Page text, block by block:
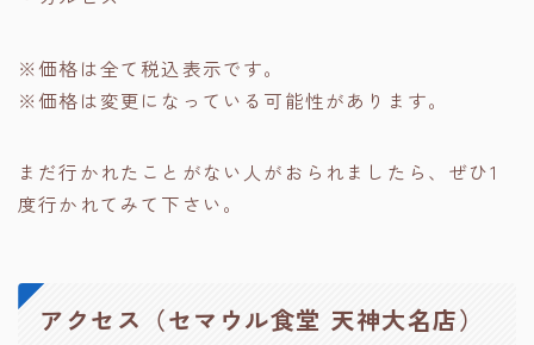
※価格は全て税込表示です。
※価格は変更になっている可能性があります。
まだ行かれたことがない人がおられましたら、ぜひ1
度行かれてみて下さい。
アクセス（セマウル食堂 天神大名店）